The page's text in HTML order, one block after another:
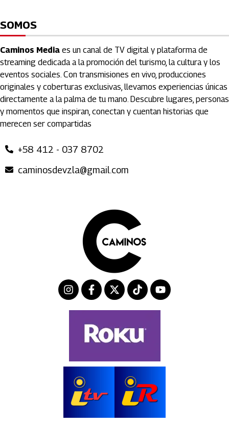
SOMOS
Caminos Media es un canal de TV digital y plataforma de
streaming dedicada a la promoción del turismo, la cultura y los
eventos sociales. Con transmisiones en vivo, producciones
originales y coberturas exclusivas, llevamos experiencias únicas
directamente a la palma de tu mano. Descubre lugares, personas
y momentos que inspiran, conectan y cuentan historias que
merecen ser compartidas
+58 412 - 037 8702
caminosdevzla@gmail.com